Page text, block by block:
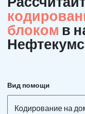
блоком в
Вид помощи
Кодирование на